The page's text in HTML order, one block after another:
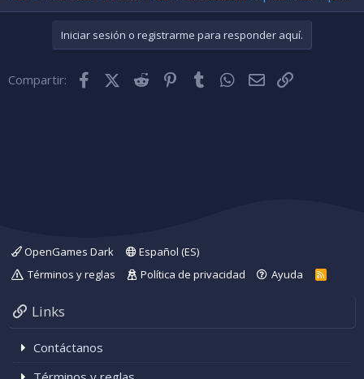
Cave Chimera
Dark Carnisylvan
Girtablilu Warrior
Hoodinion
Iniciar sesión o registrarme para responder aquí.
Compartir: FacebookX (Twitter)
Reddit Pinterest
Tumblr WhatsAppCorreo
OpenGames Dark
Español (ES)
Términos y reglas
Política de privacidad Ayuda
R
Links
Contáctanos